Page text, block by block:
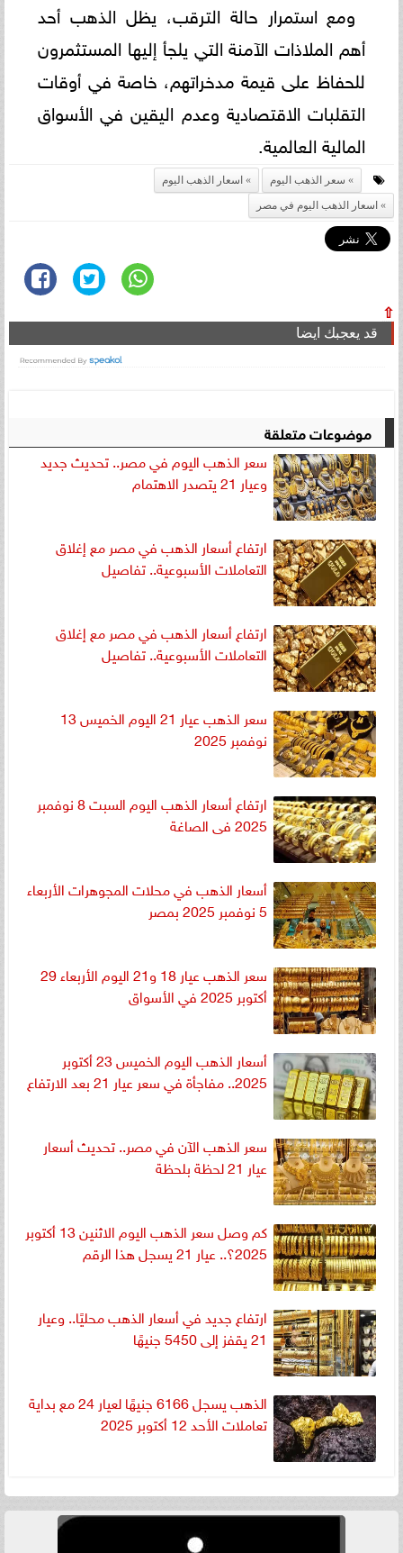
ومع استمرار حالة الترقب، يظل الذهب أحد
أهم الملاذات الآمنة التي يلجأ إليها المستثمرون
للحفاظ على قيمة مدخراتهم، خاصة في أوقات
التقلبات الاقتصادية وعدم اليقين في الأسواق
المالية العالمية.
سعر الذهب اليوم
اسعار الذهب اليوم
اسعار الذهب اليوم في مصر
⇧
قد يعجبك ايضا
موضوعات متعلقة
سعر الذهب اليوم في مصر.. تحديث جديد
وعيار 21 يتصدر الاهتمام
ارتفاع أسعار الذهب في مصر مع إغلاق
التعاملات الأسبوعية.. تفاصيل
ارتفاع أسعار الذهب في مصر مع إغلاق
التعاملات الأسبوعية.. تفاصيل
سعر الذهب عيار 21 اليوم الخميس 13
نوفمبر 2025
ارتفاع أسعار الذهب اليوم السبت 8 نوفمبر
2025 فى الصاغة
أسعار الذهب في محلات المجوهرات الأربعاء
5 نوفمبر 2025 بمصر
سعر الذهب عيار 18 و21 اليوم الأربعاء 29
أكتوبر 2025 في الأسواق
أسعار الذهب اليوم الخميس 23 أكتوبر
2025.. مفاجأة في سعر عيار 21 بعد الارتفاع
سعر الذهب الآن في مصر.. تحديث أسعار
عيار 21 لحظة بلحظة
كم وصل سعر الذهب اليوم الاثنين 13 أكتوبر
2025؟.. عيار 21 يسجل هذا الرقم
ارتفاع جديد في أسعار الذهب محليًا.. وعيار
21 يقفز إلى 5450 جنيهًا
الذهب يسجل 6166 جنيهًا لعيار 24 مع بداية
تعاملات الأحد 12 أكتوبر 2025